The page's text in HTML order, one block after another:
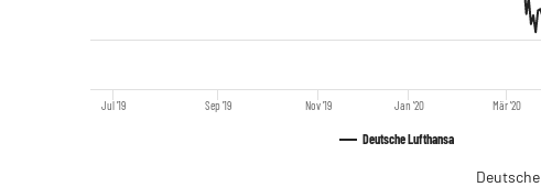
Deutsche Lufthansa
Jul '19 Sep '19 Nov '19 Jan '20 Mär '20